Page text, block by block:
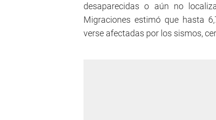
desaparecidas o aún no
Migraciones estimó que hasta
verse afectadas por los sismos,